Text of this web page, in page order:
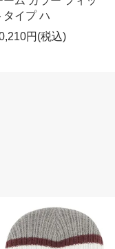
タイプ ハ
円(税込)